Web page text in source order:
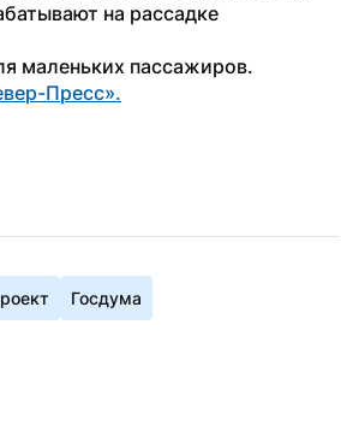
на рассадке
маленьких пассажиров.
Пресс».
Госдума